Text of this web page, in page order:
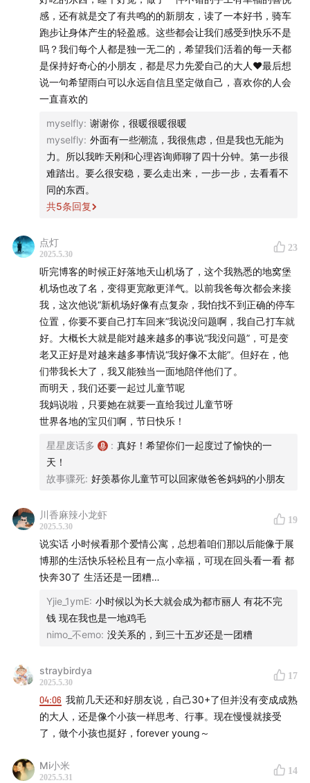
面对这份没有安全感的生活的？
如果大家都愿意说出这种话，人的痛苦或许就会减
轻一点，我想做率先说出口的那个人
做一个井井有条的非社会化大人
当我四十岁、五十岁，我就继续做那个时候的我关
心的话题，而不是想象年轻人在关心什么
成为大人，以及，重返天真
在诸位听友的支持下，知行小酒馆马上就要做到 200 期
啦，我们准备制作一期特别节目，怀着轻松愉悦的心情，
聊一聊和大家一起走过的这 200 期。
关于小酒馆，你有什么好奇的问题？又或者，有些话想告
诉我们很久了，但一直没机会说。趁着这个机会，都写下
来吧！
你的提问或分享，有可能会出现在我们的节目之中。欢迎
你扫码参与问卷，或点击链接，共创属于我们的纪念时
刻！干杯！
觉得这样不好，你们也很需要来自用户的正反馈，也许我的
小小反馈你们也能获得一点点力量。
最后分享一个最近习得的输出好方法，如果来不及码字，我
会在微信给自己的聊天框发送语音，又能很及时，还能一键
转文本。 这条评论就是这样在听完几个小时后以后再梳理码
子的。 希望也对其他听友有用。
感，还有就是交了有共鸣的的新朋友，读了一本好书，骑车
跑步让身体产生的轻盈感。这些都会让我们感受到快乐不是
吗？我们每个人都是独一无二的，希望我们活着的每一天都
是保持好奇心的小朋友，都是尽力先爱自己的大人❤️最后想
说一句希望雨白可以永远自信且坚定做自己，喜欢你的人会
一直喜欢的
myselfly: 谢谢你，很暖很暖很暖
myselfly: 外面有一些潮流，我很焦虑，但是我也无能为
力。所以我昨天刚和心理咨询师聊了四十分钟。第一步很
难踏出。要么很安稳，要么走出来，一步一步，去看看不
同的东西。
共5条回复
点灯
2025.5.30
23
听完博客的时候正好落地天山机场了，这个我熟悉的地窝堡
机场也改了名，变得更宽敞更洋气。以前我爸每次都会来接
我，这次他说“新机场好像有点复杂，我怕找不到正确的停车
位置，你要不要自己打车回来”我说没问题啊，我自己打车就
好。大概长大就是能对越来越多的事说“我没问题”，可是变
老又正好是对越来越多事情说“我好像不太能”。但好在，他
们带我长大了，我又能独当一面地陪伴他们了。
而明天，我们还要一起过儿童节呢
我妈说啦，只要她在就要一直给我过儿童节呀
世界各地的宝贝们啊，节日快乐！
星星废话多 : 真好！希望你们一起度过了愉快的一
天！
故事骤死: 好羡慕你儿童节可以回家做爸爸妈妈的小朋友
川香麻辣小龙虾
2025.5.30
19
说实话 小时候看那个爱情公寓，总想着咱们那以后能像于展
博那的生活快乐轻松且有一点小幸福，可现在回头看一看 都
快奔30了 生活还是一团糟…
Yjie_1ymE: 小时候以为长大就会成为都市丽人 有花不完
钱 现在我也是一地鸡毛
nimo_不emo: 没关系的，到三十五岁还是一团糟
straybirdya
2025.5.30
17
04:06 我前几天还和好朋友说，自己30+了但并没有变成成熟
的大人，还是像个小孩一样思考、行事。现在慢慢就接受
了，做个小孩也挺好，forever young～
Mi小米
2025.5.31
14